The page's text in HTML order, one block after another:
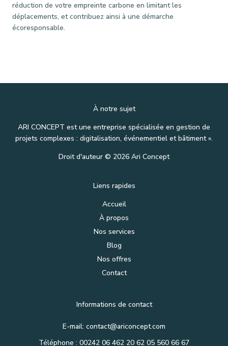
réduction de votre empreinte carbone en limitant les
déplacements, et contribuez ainsi à une démarche
écoresponsable.
À notre sujet
ARI CONCEPT est une entreprise spécialisée en gestion de
projets complexes : digitalisation, événementiel et bâtiment ».
Droit d'auteur © 2026 Ari Concept
Liens rapides
Accueil
À propos
Nos services
Blog
Nos offres
Contact
Informations de contact
E-mail: contact@ariconcept.com
Téléphone : 00242 06 462 20 62 05 560 66 67